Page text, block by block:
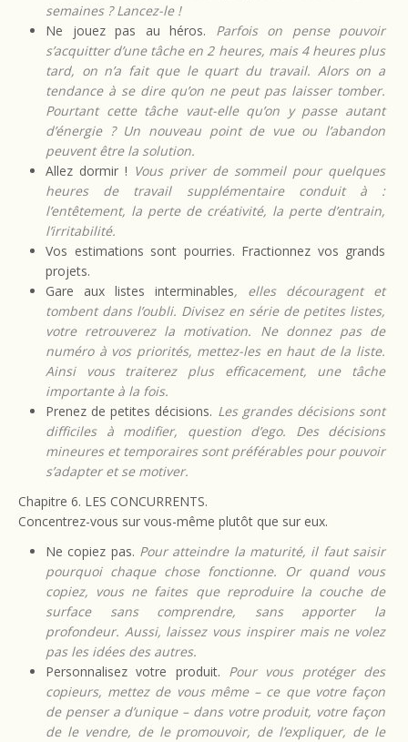
semaines ? Lancez-le !
Ne jouez pas au héros. Parfois on pense pouvoir
s’acquitter d’une tâche en 2 heures, mais 4 heures plus
tard, on n’a fait que le quart du travail. Alors on a
tendance à se dire qu’on ne peut pas laisser tomber.
Pourtant cette tâche vaut-elle qu’on y passe autant
d’énergie ? Un nouveau point de vue ou l’abandon
peuvent être la solution.
Allez dormir ! Vous priver de sommeil pour quelques
heures de travail supplémentaire conduit à :
l’entêtement, la perte de créativité, la perte d’entrain,
l’irritabilité.
Vos estimations sont pourries. Fractionnez vos grands
projets.
Gare aux listes interminables, elles découragent et
tombent dans l’oubli. Divisez en série de petites listes,
votre retrouverez la motivation. Ne donnez pas de
numéro à vos priorités, mettez-les en haut de la liste.
Ainsi vous traiterez plus efficacement, une tâche
importante à la fois.
Prenez de petites décisions. Les grandes décisions sont
difficiles à modifier, question d’ego. Des décisions
mineures et temporaires sont préférables pour pouvoir
s’adapter et se motiver.
Chapitre 6. LES CONCURRENTS.
Concentrez-vous sur vous-même plutôt que sur eux.
Ne copiez pas. Pour atteindre la maturité, il faut saisir
pourquoi chaque chose fonctionne. Or quand vous
copiez, vous ne faites que reproduire la couche de
surface sans comprendre, sans apporter la
profondeur. Aussi, laissez vous inspirer mais ne volez
pas les idées des autres.
Personnalisez votre produit. Pour vous protéger des
copieurs, mettez de vous même – ce que votre façon
de penser a d’unique – dans votre produit, votre façon
de le vendre, de le promouvoir, de l’expliquer, de le